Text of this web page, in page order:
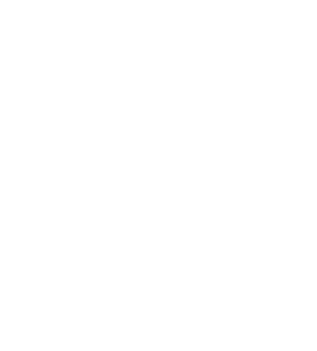
84 kW, Benzine, 5 deuren